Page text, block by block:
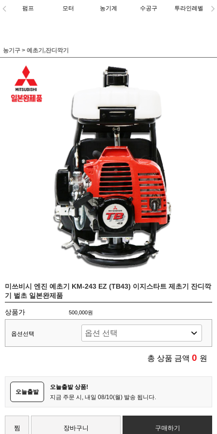
펌프 모터 농기계 수공구 투라인레벨
농기구 > 예초기,잔디깍기
미쓰비시 엔진 예초기 KM-243 EZ (TB43) 이지스타트 제초기 잔디깍
기 벌초 일본완제품
상품가 500,000원
옵션선택
총 상품 금액 0 원
오늘출발
오늘출발 상품!
지금 주문 시, 내일 08/10(월) 발송 됩니다.
찜 장바구니 구매하기